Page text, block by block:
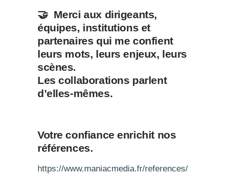
🤝 Merci aux dirigeants,
équipes, institutions et
partenaires qui me confient
leurs mots, leurs enjeux, leurs
scènes.
Les collaborations parlent
d’elles-mêmes.
Votre confiance enrichit nos
références.
https://www.maniacmedia.fr/references/